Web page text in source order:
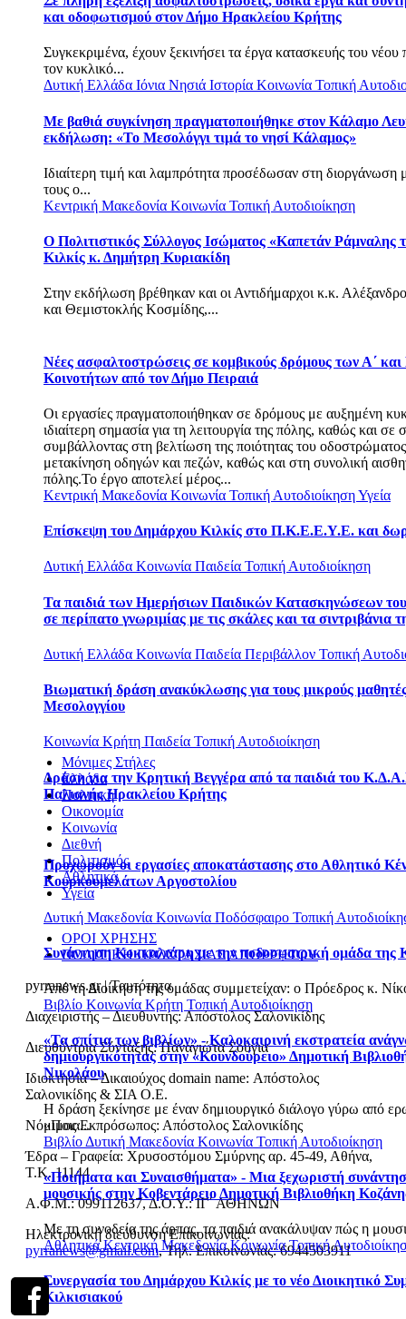
και οδοφωτισμού στον Δήμο Ηρακλείου Κρήτης
Συγκεκριμένα, έχουν ξεκινήσει τα έργα κατασκευής του νέου
τον κυκλικό...
Δυτική Ελλάδα Ιόνια Νησιά Ιστορία Κοινωνία Τοπική
Με βαθιά συγκίνηση πραγματοποιήθηκε στον Κάλαμο
εκδήλωση: «Το Μεσολόγγι τιμά το νησί Κάλαμος»
Ιδιαίτερη τιμή και λαμπρότητα προσέδωσαν στη διοργάνωση
τους ο...
Κεντρική Μακεδονία Κοινωνία Τοπική Αυτοδιοίκηση
Ο Πολιτιστικός Σύλλογος Ισώματος «Καπετάν Ράμναλης
Κιλκίς κ. Δημήτρη Κυριακίδη
Στην εκδήλωση βρέθηκαν και οι Αντιδήμαρχοι κ.κ.
και Θεμιστοκλής Κοσμίδης,...
Νέες ασφαλτοστρώσεις σε κομβικούς δρόμους των Α΄
Κοινοτήτων από τον Δήμο Πειραιά
Οι εργασίες πραγματοποιήθηκαν σε δρόμους με αυξημένη
ιδιαίτερη σημασία για τη λειτουργία της πόλης, καθώς και σε
συμβάλλοντας στη βελτίωση της ποιότητας του
μετακίνηση οδηγών και πεζών, καθώς και στη συνολική
πόλης.Το έργο αποτελεί μέρος...
Κεντρική Μακεδονία Κοινωνία Τοπική ΑυτοδιοίκησηΥγεία
Επίσκεψη του Δημάρχου Κιλκίς στο Π.Κ.Ε.Ε.Υ.Ε. και
Δυτική Ελλάδα Κοινωνία Παιδεία Τοπική Αυτοδιοίκηση
Τα παιδιά των Ημερήσιων Παιδικών Κατασκηνώσεων
σε περίπατο γνωριμίας με τις σκάλες και τα σιντριβάνια
Δυτική Ελλάδα Κοινωνία Παιδεία Περιβάλλον Τοπική
Βιωματική δράση ανακύκλωσης για τους μικρούς
Μεσολογγίου
Κοινωνία Κρήτη Παιδεία Τοπική Αυτοδιοίκηση
Δράση για την Κρητική Βεγγέρα από τα παιδιά του
Παλιανής Ηρακλείου Κρήτης
Προχωρούν οι εργασίες αποκατάστασης στο Αθλητικό
Κουρκουμελάτων Αργοστολίου
Δυτική Μακεδονία Κοινωνία Ποδόσφαιρο Τοπική
Συνάντηση Κοκκαλιάρη με την ποδοσφαιρική ομάδα της
Από τη Διοίκηση της ομάδας συμμετείχαν: o Πρόεδρος κ.
Βιβλίο Κοινωνία Κρήτη Τοπική Αυτοδιοίκηση
«Τα σπίτια των βιβλίων» - Καλοκαιρινή εκστρατεία
δημιουργικότητας στην «Κουνδούρειο» Δημοτική
Νικολάου
Η δράση ξεκίνησε με έναν δημιουργικό διάλογο γύρω από
«Ποια...
Βιβλίο Δυτική Μακεδονία Κοινωνία Τοπική Αυτοδιοίκηση
«Ποιήματα και Συναισθήματα» - Μια ξεχωριστή
μουσικής στην Κοβεντάρειο Δημοτική Βιβλιοθήκη
Με τη συνοδεία της άρπας, τα παιδιά ανακάλυψαν πώς η
ΑθλητικάΚεντρική ΜακεδονίαΚοινωνίαΤοπική
Συνεργασία του Δημάρχου Κιλκίς με το νέο Διοικητικό
Κιλκισιακού
Μόνιμες Στήλες
Ελλάδα
Πολιτική
Οικονομία
Κοινωνία
Διεθνή
Πολιτισμός
Αθλητικά
Υγεία
ΟΡΟΙ ΧΡΗΣΗΣ
ΠΟΛΙΤΙΚΗ ΠΡΟΣΤΑΣΙΑΣ ΑΠΟΡΡΗΤΟΥ
pyrranews.gr | Ταυτότητα
Διαχειριστής – Διευθυντής: Απόστολος Σαλονικίδης
Διευθύντρια Σύνταξης: Παναγιώτα Σούγια
Ιδιοκτησία – Δικαιούχος domain name: Απόστολος
Σαλονικίδης & ΣΙΑ Ο.Ε.
Νόμιμος Εκπρόσωπος: Απόστολος Σαλονικίδης
Έδρα – Γραφεία: Χρυσοστόμου Σμύρνης αρ. 45-49, Αθήνα,
Τ.Κ. 11144
Α.Φ.Μ.: 099112637, Δ.Ο.Υ.: ΙΓ΄ ΑΘΗΝΩΝ
Ηλεκτρονική διεύθυνση Επικοινωνίας:
pyrranews@gmail.com, Τηλ. Επικοινωνίας: 6944503911